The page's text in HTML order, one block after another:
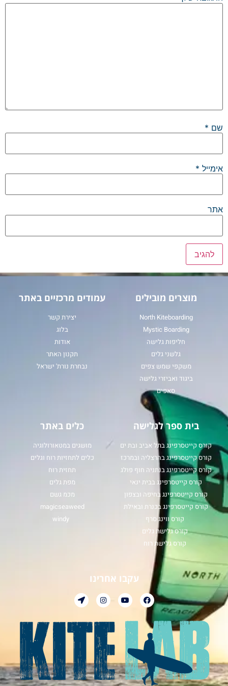
שם *
אימייל *
אתר
מוצרים מובילים
North Kiteboarding
Mystic Boarding
חליפות גלישה
גלשני גלים
משקפי שמש צפים
ביגוד ואביזרי גלישה
סאפים
עמודים מרכזיים באתר
יצירת קשר
בלוג
אודות
תקנון האתר
נבחרת נורת' ישראל
בית ספר לגלישה
קורס קייטסרפינג בתל אביב ובת ים
קורס קייטסרפינג בהרצליה ובמרכז
קורס קייטסרפינג בנתניה חוף פולג
קורס קייטסרפינג בבית ינאי
קורס קייטסרפינג בחיפה ובצפון
קורס קייטסרפינג בכנרת ובאילת
קורס ווינג סרף
קורס גלישת גלים
קורס גלישת רוח
כלים באתר
מושגים במטאורולוגיה
כלים לתחזיות רוח וגלים
תחזית רוח
מפת גלים
מכמ גשם
magicseaweed
windy
עקבו אחרינו